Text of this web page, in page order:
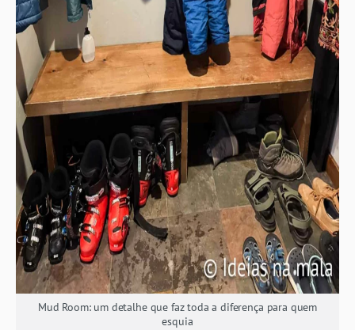
Mud Room: um detalhe que faz toda a diferença para quem
esquia